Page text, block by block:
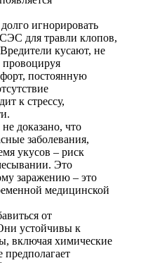
игнорировать
для травли клопов,
кусают, не
провоцируя
постоянную
к стрессу,
доказано, что
заболевания,
укусов – риск
Это
заражению – это
медицинской
от
устойчивы к
включая химические